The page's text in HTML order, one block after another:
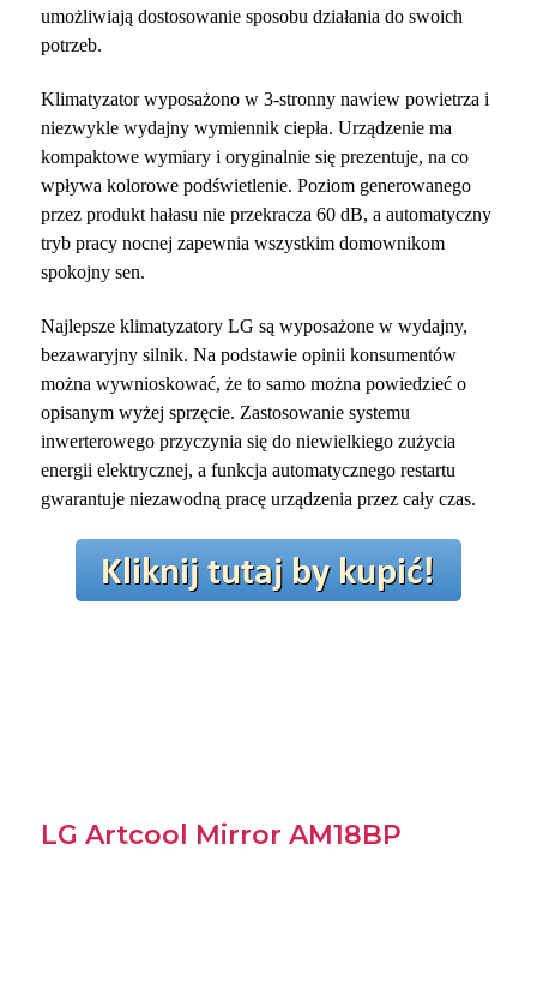
umożliwiają dostosowanie sposobu działania do swoich
potrzeb.
Klimatyzator wyposażono w 3-stronny nawiew powietrza i
niezwykle wydajny wymiennik ciepła. Urządzenie ma
kompaktowe wymiary i oryginalnie się prezentuje, na co
wpływa kolorowe podświetlenie. Poziom generowanego
przez produkt hałasu nie przekracza 60 dB, a automatyczny
tryb pracy nocnej zapewnia wszystkim domownikom
spokojny sen.
Najlepsze klimatyzatory LG są wyposażone w wydajny,
bezawaryjny silnik. Na podstawie opinii konsumentów
można wywnioskować, że to samo można powiedzieć o
opisanym wyżej sprzęcie. Zastosowanie systemu
inwerterowego przyczynia się do niewielkiego zużycia
energii elektrycznej, a funkcja automatycznego restartu
gwarantuje niezawodną pracę urządzenia przez cały czas.
LG Artcool Mirror AM18BP